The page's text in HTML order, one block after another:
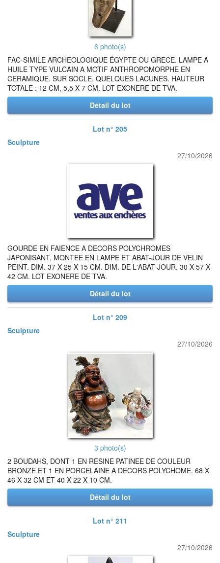
6 photo(s)
FAC-SIMILE ARCHEOLOGIQUE ÉGYPTE OU GRECE. LAMPE A
HUILE TYPE VULCAIN A MOTIF ANTHROPOMORPHE EN
CERAMIQUE. SUR SOCLE. QUELQUES LACUNES. HAUTEUR
TOTALE : 12 CM, 5,5 X 7 CM. LOT EXONERE DE TVA.
Détail du lot
Lot n° 205
Sculpture
27/10/2026
GOURDE EN FAIENCE A DECORS POLYCHROMES
JAPONISANT, MONTEE EN LAMPE ET ABAT-JOUR DE VELIN
PEINT. DIM. 37 X 25 X 15 CM. DIM. DE L'ABAT-JOUR. 30 X 57 X
42 CM. LOT EXONERE DE TVA.
Détail du lot
Lot n° 209
Sculpture
27/10/2026
3 photo(s)
2 BOUDAHS, DONT 1 EN RESINE PATINEE DE COULEUR
BRONZE ET 1 EN PORCELAINE A DECORS POLYCHOME. 68 X
46 X 32 CM ET 40 X 22 X 10 CM.
Détail du lot
Lot n° 211
Sculpture
27/10/2026